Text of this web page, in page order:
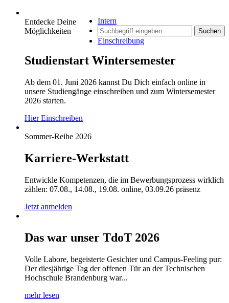
Intern
Suchen
Einschreibung
Entdecke Deine
Möglichkeiten
Studienstart Wintersemester
Ab dem 01. Juni 2026 kannst Du Dich einfach online in
unsere Studiengänge einschreiben und zum Wintersemester
2026 starten.
Hier Einschreiben
Sommer-Reihe 2026
Karriere-Werkstatt
Entwickle Kompetenzen, die im Bewerbungsprozess wirklich
zählen: 07.08., 14.08., 19.08. online, 03.09.26 präsenz
Jetzt anmelden
Das war unser TdoT 2026
Volle Labore, begeisterte Gesichter und Campus-Feeling pur:
Der diesjährige Tag der offenen Tür an der Technischen
Hochschule Brandenburg war...
mehr lesen